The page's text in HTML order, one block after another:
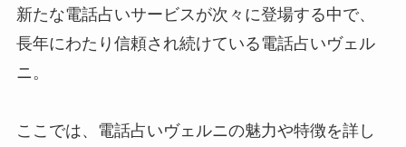
新たな電話占いサービスが次々に登場する中で、
長年にわたり信頼され続けている電話占いヴェル
ニ。
ここでは、電話占いヴェルニの魅力や特徴を詳し